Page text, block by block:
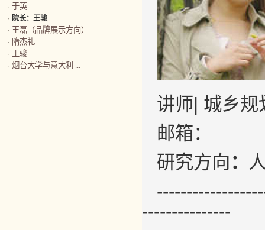
· 于英
· 院长：王骏
· 王磊（品牌展示方向）
· 隋杰礼
· 王骏
· 烟台大学与意大利 ...
讲师| 城乡
邮箱：
研究方向 ：
---------------